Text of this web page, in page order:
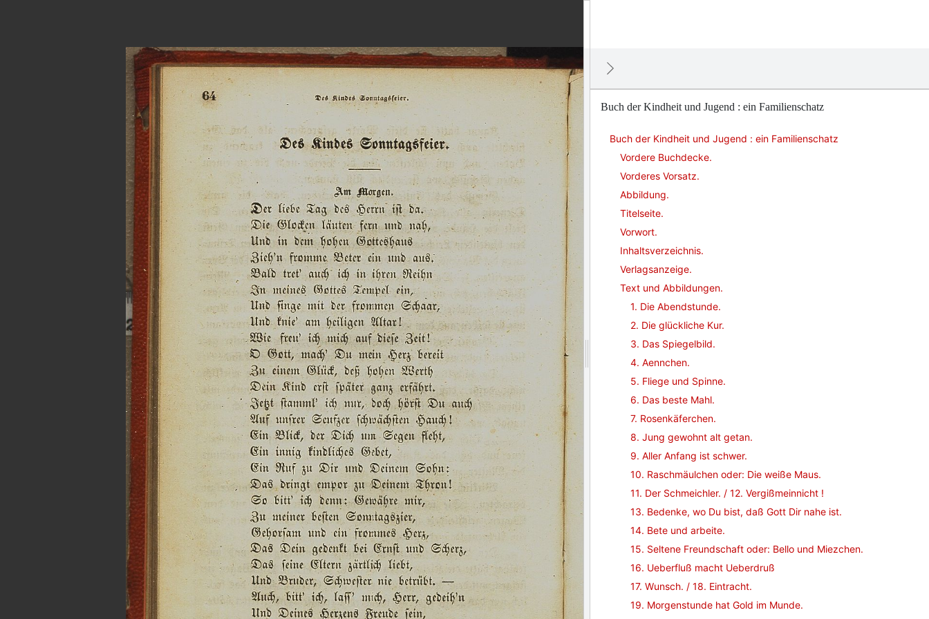
Buch der Kindheit und Jugend : ein Familienschatz
Buch der Kindheit und Jugend : ein Familienschatz
Vordere Buchdecke.
Vorderes Vorsatz.
Abbildung.
Titelseite.
Vorwort.
Inhaltsverzeichnis.
Verlagsanzeige.
Text und Abbildungen.
1. Die Abendstunde.
2. Die glückliche Kur.
3. Das Spiegelbild.
4. Aennchen.
5. Fliege und Spinne.
6. Das beste Mahl.
7. Rosenkäferchen.
8. Jung gewohnt alt getan.
9. Aller Anfang ist schwer.
10. Raschmäulchen oder: Die weiße Maus.
11. Der Schmeichler. / 12. Vergißmeinnicht !
13. Bedenke, wo Du bist, daß Gott Dir nahe ist.
14. Bete und arbeite.
15. Seltene Freundschaft oder: Bello und Miezchen.
16. Ueberfluß macht Ueberdruß
17. Wunsch. / 18. Eintracht.
19. Morgenstunde hat Gold im Munde.